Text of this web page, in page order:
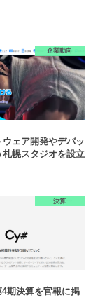
企業動向
ウェア開発やデバッ
札幌スタジオを設立
決算
期決算を官報に掲